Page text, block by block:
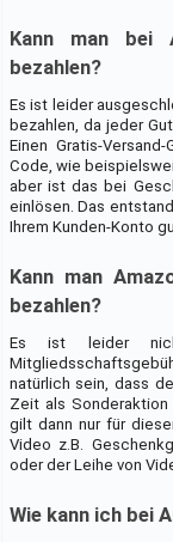
Kann man bei
bezahlen?
Es ist leider
bezahlen, da jeder
Einen Gratis-
Code, wie
aber ist das bei
einlösen. Das
Ihrem Kunden-Konto
Kann man
bezahlen?
Es ist leider
natürlich sein, dass
Zeit als
gilt dann nur für
Video z.B.
oder der Leihe von
Wie kann ich bei